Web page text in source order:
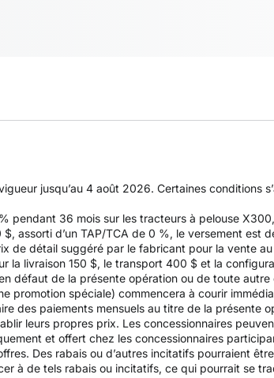
jusqu’au 4 août 2026. Certaines conditions
pendant 36 mois sur les tracteurs à pelouse
assorti d’un TAP/TCA de 0 %, le versement
de détail suggéré par le fabricant pour la vente
livraison 150 $, le transport 400 $ et la
défaut de la présente opération ou de toute
promotion spéciale) commencera à courir
des paiements mensuels au titre de la
leurs propres prix. Les concessionnaires
et offert chez les concessionnaires
Des rabais ou d’autres incitatifs pourraient
à de tels rabais ou incitatifs, ce qui pourrait se